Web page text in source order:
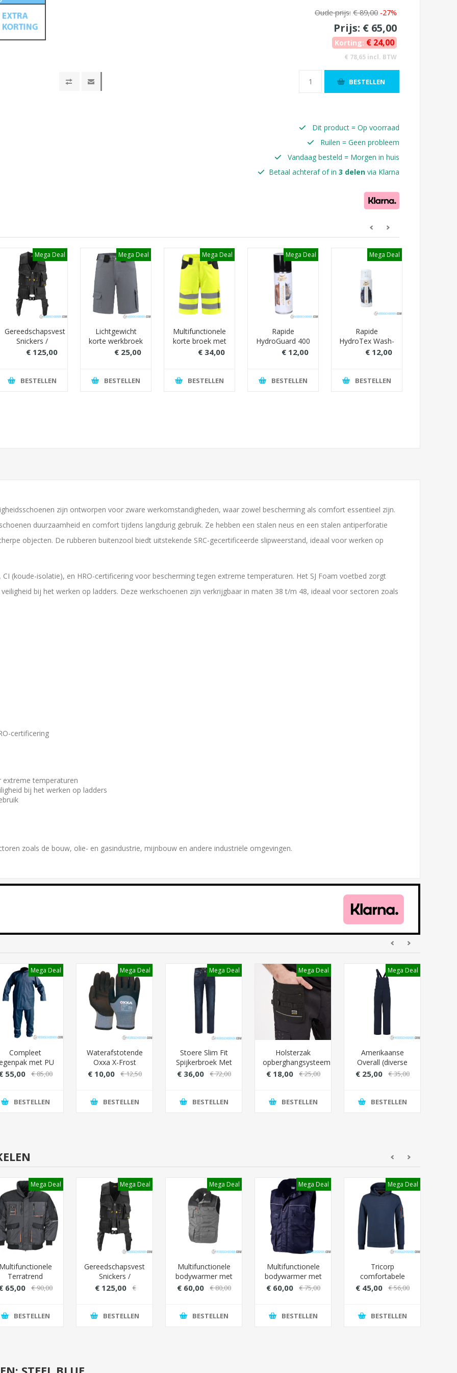
Oude prijs: € 89,00 -27%
Prijs: € 65,00
Korting: € 24,00
€ 78,65 incl. BTW
BESTELLEN
Dit product = Op voorraad
Ruilen = Geen probleem
Vandaag besteld = Morgen in huis
Betaal achteraf of in 3 delen via Klarna
Mega Deal
Gereedschapsvest
Snickers /
Toolvest
€ 125,00
BESTELLEN
Mega Deal
Lichtgewicht
korte werkbroek
met
(ideaal voor
€ 25,00
BESTELLEN
Mega Deal
Multifunctionele
korte broek met
RWS
€ 34,00
BESTELLEN
Mega Deal
Rapide
HydroGuard 400
ML: Ultimate
€ 12,00
BESTELLEN
Mega Deal
Rapide
HydroTex Wash-
In 300 ml:
Verzorging
€ 12,00
BESTELLEN
zijn ontworpen voor zware werkomstandigheden, waar zowel bescherming als comfort essentieel zijn.
duurzaamheid en comfort tijdens langdurig gebruik. Ze hebben een stalen neus en een stalen antiperforatie
objecten. De rubberen buitenzool biedt uitstekende SRC-gecertificeerde slipweerstand, ideaal voor werken op
CI (koude-isolatie), en HRO-certificering voor bescherming tegen extreme temperaturen. Het SJ Foam voetbed zorgt
bij het werken op ladders. Deze werkschoenen zijn verkrijgbaar in maten 38 t/m 48, ideaal voor sectoren zoals
certificering
extreme temperaturen
bij het werken op ladders
zoals de bouw, olie- en gasindustrie, mijnbouw en andere industriële omgevingen.
Mega Deal
Compleet
met PU
coating -
55,00 € 85,00
BESTELLEN
Mega Deal
Waterafstotende
Oxxa X-Frost
Werkhandschoenen
€ 10,00 € 12,50
BESTELLEN
Mega Deal
Stoere Slim Fit
Spijkerbroek Met
YKK-ritssluiting
€ 36,00 € 72,00
BESTELLEN
Mega Deal
Holsterzak
opberghangsysteem
voor werkbroek
€ 18,00 € 25,00
BESTELLEN
Mega Deal
Amerikaanse
Overall (diverse
kleuren)
€ 25,00 € 35,00
BESTELLEN
Mega Deal
Multifunctionele
Terratrend
4629 met
warmte) - Kleur
65,00 € 90,00
BESTELLEN
Mega Deal
Gereedschapsvest
Snickers /
Toolvest
€ 125,00
€
BESTELLEN
Mega Deal
Multifunctionele
bodywarmer met
bontvoering -
€ 60,00 € 80,00
BESTELLEN
Mega Deal
Multifunctionele
bodywarmer met
bontvoering -
€ 60,00 € 75,00
BESTELLEN
Mega Deal
Tricorp
comfortabele
sweater premium
€ 45,00 € 56,00
BESTELLEN